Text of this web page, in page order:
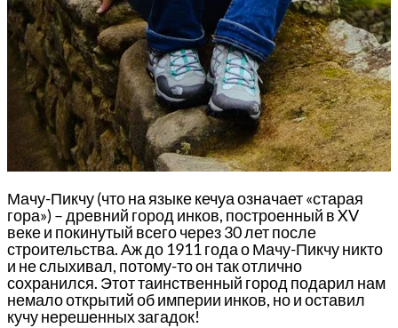
Мачу-Пикчу (что на языке кечуа означает «старая
гора») – древний город инков, построенный в XV
веке и покинутый всего через 30 лет после
строительства. Аж до 1911 года о Мачу-Пикчу никто
и не слыхивал, потому-то он так отлично
сохранился. Этот таинственный город подарил нам
немало открытий об империи инков, но и оставил
кучу нерешенных загадок!